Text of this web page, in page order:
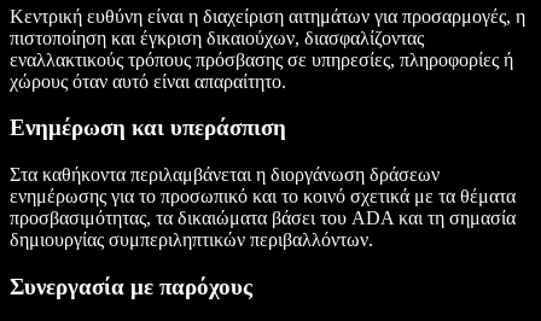
Κεντρική ευθύνη είναι η διαχείριση αιτημάτων για προσαρμογές, η
πιστοποίηση και έγκριση δικαιούχων, διασφαλίζοντας
εναλλακτικούς τρόπους πρόσβασης σε υπηρεσίες, πληροφορίες ή
χώρους όταν αυτό είναι απαραίτητο.
Ενημέρωση και υπεράσπιση
Στα καθήκοντα περιλαμβάνεται η διοργάνωση δράσεων
ενημέρωσης για το προσωπικό και το κοινό σχετικά με τα θέματα
προσβασιμότητας, τα δικαιώματα βάσει του ADA και τη σημασία
δημιουργίας συμπεριληπτικών περιβαλλόντων.
Συνεργασία με παρόχους